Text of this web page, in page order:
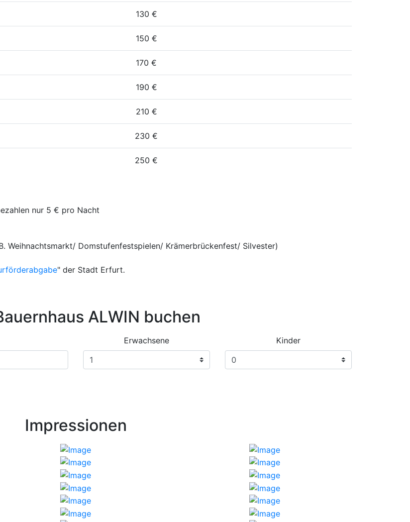
130 €
150 €
170 €
190 €
210 €
230 €
250 €
nur 5 € pro Nacht
Weihnachtsmarkt/ Domstufenfestspielen/ Krämerbrückenfest/ Silvester)
" der Stadt Erfurt.
ALWIN buchen
Erwachsene Kinder
Impressionen